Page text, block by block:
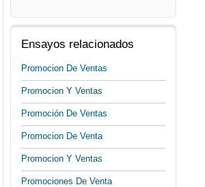
Ensayos relacionados
Promocion De Ventas
Promocion Y Ventas
Promoción De Ventas
Promocion De Venta
Promocion Y Ventas
Promociones De Venta